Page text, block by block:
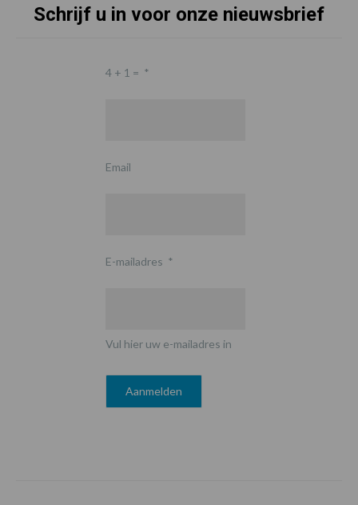
Schrijf u in voor onze nieuwsbrief
4 + 1 = *
Email
E-mailadres *
Vul hier uw e-mailadres in